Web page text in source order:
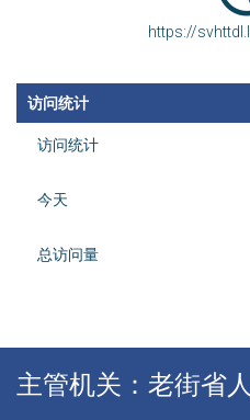
https://
访问统计
访问统计
今天
总访问量
主管机关：老街省